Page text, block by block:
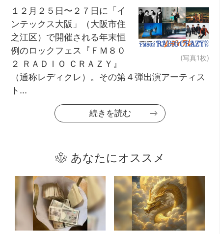
(写真1枚)
１２月２５日〜２７日に「イ
ンテックス大阪」（大阪市住
之江区）で開催される年末恒
例のロックフェス『ＦＭ８０
２ ＲＡＤＩＯ ＣＲＡＺＹ』
（通称レディクレ）。その第４弾出演アーティス
ト...
続きを読む
あなたにオススメ